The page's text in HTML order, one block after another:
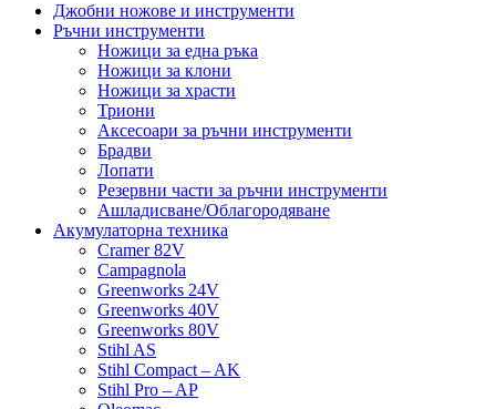
Джобни ножове и инструменти
Ръчни инструменти
Ножици за една ръка
Ножици за клони
Ножици за храсти
Триони
Аксесоари за ръчни инструменти
Брадви
Лопати
Резервни части за ръчни инструменти
Ашладисване/Облагородяване
Акумулаторна техника
Cramer 82V
Campagnola
Greenworks 24V
Greenworks 40V
Greenworks 80V
Stihl AS
Stihl Compact – AK
Stihl Pro – AP